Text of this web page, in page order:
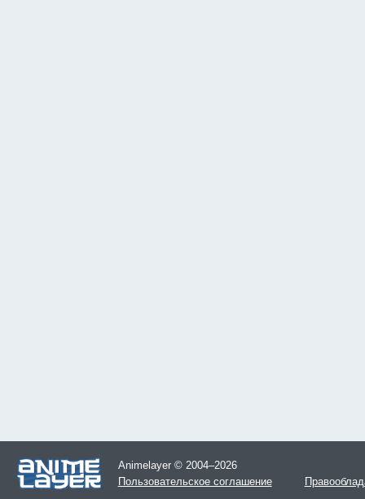
Animelayer © 2004–2026
Пользовательское соглашение